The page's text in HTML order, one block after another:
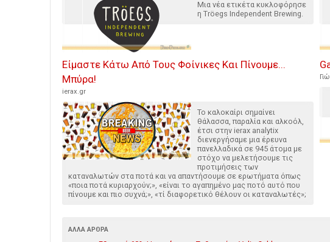
Μια νέα ετικέτα κυκλοφόρησε
η Tröegs Independent Brewing.
Είμαστε Κάτω Από Τους Φοίνικες Και Πίνουμε...
Μπύρα!
ierax.gr
Το καλοκαίρι σημαίνει
θάλασσα, παραλία και αλκοόλ,
έτσι στην ierax analytix
διενεργήσαμε μια έρευνα
πανελλαδικά σε 945 άτομα με
στόχο να μελετήσουμε τις
προτιμήσεις των
καταναλωτών στα ποτά και να απαντήσουμε σε ερωτήματα όπως
«ποια ποτά κυριαρχούν;», «είναι το αγαπημένο μας ποτό αυτό που
πίνουμε και πιο συχνά;», «τί διαφορετικό θέλουν οι καταναλωτές»;
ΆΛΛΑ ΆΡΘΡΑ